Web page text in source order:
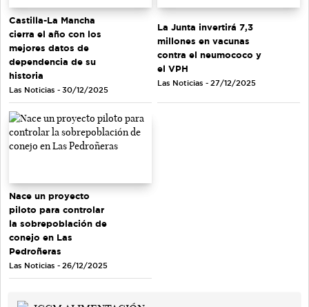
Castilla-La Mancha
cierra el año con los
mejores datos de
dependencia de su
historia
Las Noticias - 30/12/2025
La Junta invertirá 7,3
millones en vacunas
contra el neumococo y
el VPH
Las Noticias - 27/12/2025
Nace un proyecto
piloto para controlar
la sobrepoblación de
conejo en Las
Pedroñeras
Las Noticias - 26/12/2025